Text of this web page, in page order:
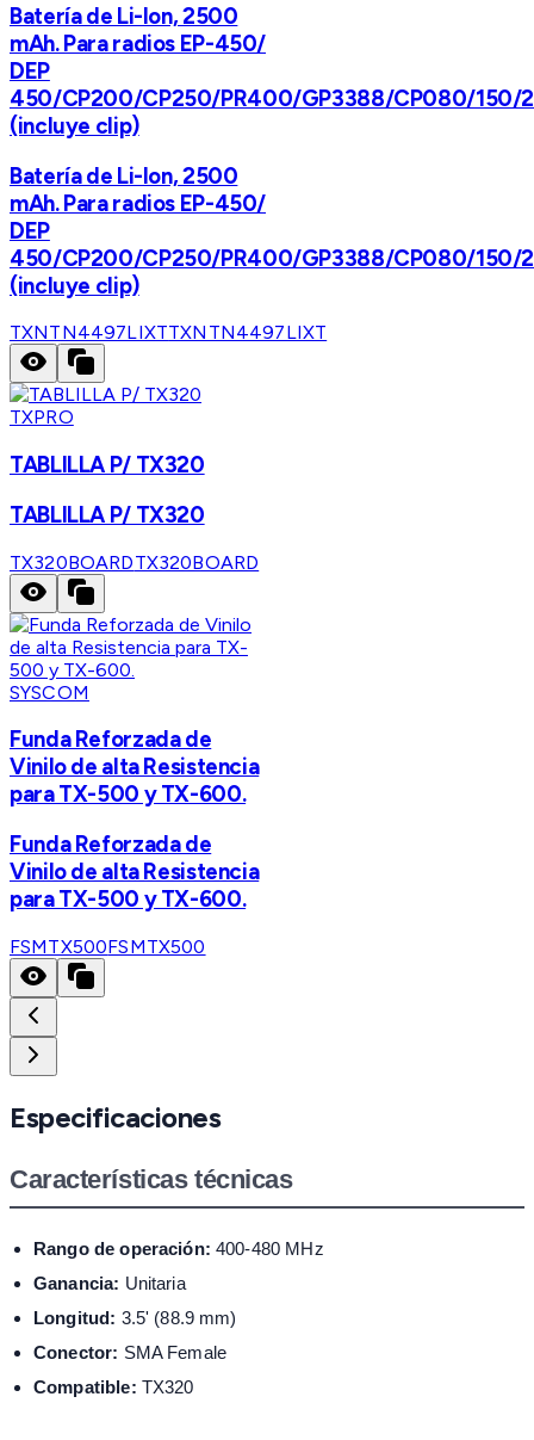
Batería de Li-Ion, 2500
mAh. Para radios EP-450/
DEP
450/CP200/CP250/PR400/GP3388/CP080/150/
(incluye clip)
Batería de Li-Ion, 2500
mAh. Para radios EP-450/
DEP
450/CP200/CP250/PR400/GP3388/CP080/150/
(incluye clip)
TXNTN4497LIXTTXNTN4497LIXT
TXPRO
TABLILLA P/ TX320
TABLILLA P/ TX320
TX320BOARDTX320BOARD
SYSCOM
Funda Reforzada de
Vinilo de alta Resistencia
para TX-500 y TX-600.
Funda Reforzada de
Vinilo de alta Resistencia
para TX-500 y TX-600.
FSMTX500FSMTX500
Especificaciones
Características técnicas
Rango de operación: 400-480 MHz
Ganancia: Unitaria
Longitud: 3.5' (88.9 mm)
Conector: SMA Female
Compatible: TX320